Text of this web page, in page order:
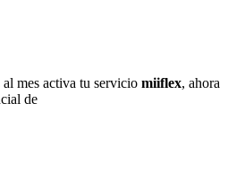
mes activa tu servicio miiflex, ahora
de